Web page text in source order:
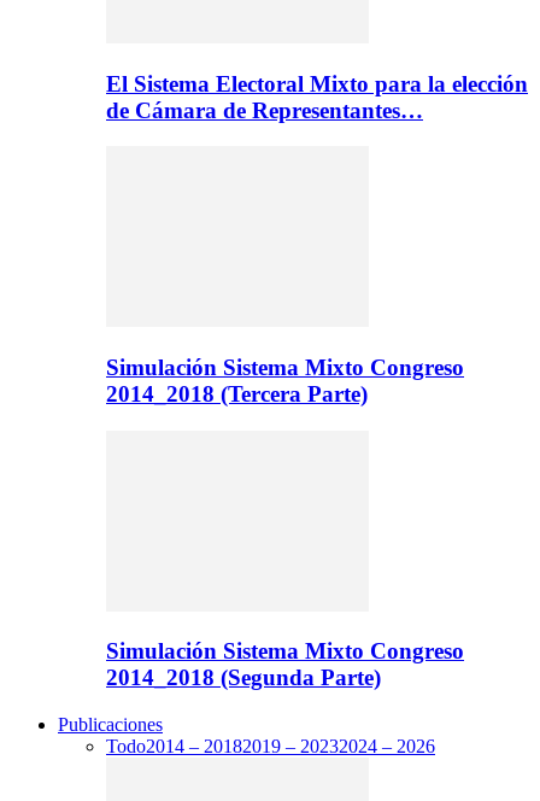
El Sistema Electoral Mixto para la elección
de Cámara de Representantes…
Simulación Sistema Mixto Congreso
2014_2018 (Tercera Parte)
Simulación Sistema Mixto Congreso
2014_2018 (Segunda Parte)
Publicaciones
Todo2014 – 20182019 – 20232024 – 2026